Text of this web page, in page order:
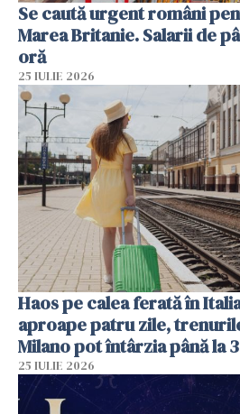
Se caută urgent români
Marea Britanie. Salarii de
oră
25 IULIE 2026
Haos pe calea ferată în
aproape patru zile,
Milano pot întârzia până la
25 IULIE 2026